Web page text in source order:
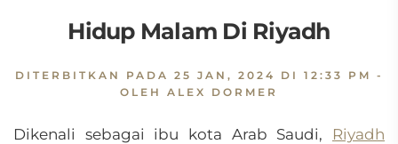
Hidup Malam Di Riyadh
DITERBITKAN PADA 25 JAN, 2024 DI 12:33 PM -
OLEH ALEX DORMER
Dikenali sebagai ibu kota Arab Saudi, Riyadh